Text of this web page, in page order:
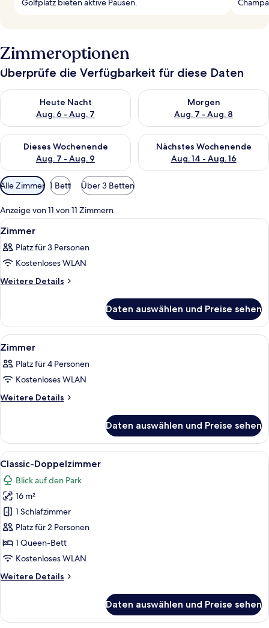
Zimmeroptionen
Überprüfe die Verfügbarkeit für diese Daten
Heute Nacht
Aug. 6 - Aug. 7
Überprüfe die Verfügbarkeit für heute Nacht, Aug. 6 - Aug. 7.
Morgen
Aug. 7 - Aug. 8
Überprüfe die Verfügbarkeit
Dieses Wochenende
Aug. 7 - Aug. 9
Überprüfe die Verfügbarkeit für dieses Wochenende, Aug. 7
Nächstes Wochenende
Aug. 14 - Aug. 16
Überprüfe die Verfügbarkeit
Verfügbare
Filter
für
Zimmer
Alle Zimmer 1 Bett Über 3 Betten
Anzeige von 11 von 11 Zimmern
Alle
Fotos
für
Zimmer
anzeigen
Ein Bett mit roten und weißen
3
Zimmer
Platz für 3 Personen
Kostenloses WLAN
Weitere Details
Weitere
Daten auswählen und Preise sehen
Alle
Fotos
für
Zimmer
anzeigen
Ein Schlafzimmer mit Bett,
2
Zimmer
Platz für 4 Personen
Kostenloses WLAN
Weitere Details
Weitere
Daten auswählen und Preise sehen
Alle
Fotos
für
Classic-
Doppelzimmer
anzeigen
Ein Schlafzimmer mit einem großen
7
Classic-Doppelzimmer
Blick auf den Park
16 m²
1 Schlafzimmer
Platz für 2 Personen
1 Queen-Bett
Kostenloses WLAN
Weitere Details
Weitere
Doppelzimmer
Daten auswählen und Preise sehen